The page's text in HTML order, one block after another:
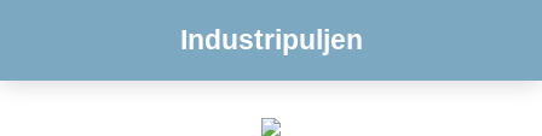
Industripuljen